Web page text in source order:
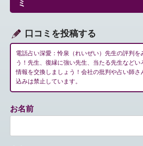
ョ
ミ
口コミを投稿する
電話占い深愛：怜泉（れいぜい）先生の評判を
う！先生、復縁に強い先生、当たる先生など
情報を交換しましょう！会社の批判や占い師さ
込みは禁止しています。
お名前